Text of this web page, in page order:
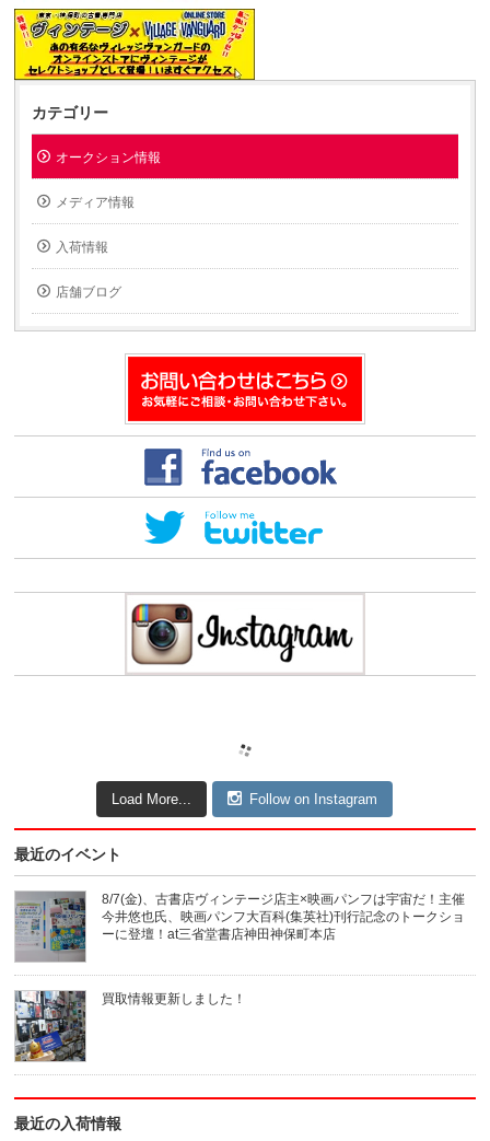
カテゴリー
オークション情報
メディア情報
入荷情報
店舗ブログ
Load More... Follow on Instagram
最近のイベント
8/7(金)、古書店ヴィンテージ店主×映画パンフは宇宙だ！主催
今井悠也氏、映画パンフ大百科(集英社)刊行記念のトークショ
ーに登壇！at三省堂書店神田神保町本店
買取情報更新しました！
最近の入荷情報